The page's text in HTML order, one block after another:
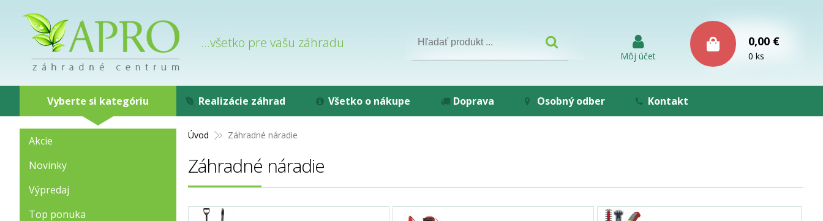
...všetko pre vašu záhradu
Môj účet
0,00 €
0 ks
Úvod Záhradné náradie
Záhradné náradie
Akcie
Novinky
Výpredaj
Top ponuka
Vyberte si kategóriu Realizácie záhrad Všetko o nákupe Doprava Osobný odber Kontakt